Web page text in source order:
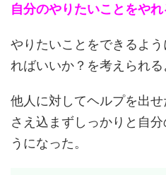
自分のやりたいことをやれ
やりたいことをできるよ
ればいいか？を考えられる
他人に対してヘルプを出
さえ込まずしっかりと自
うになった。